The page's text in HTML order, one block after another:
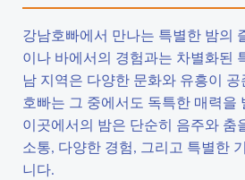
강남호빠에서 만나는 특별한 밤의
이나 바에서의 경험과는 차별화된
남 지역은 다양한 문화와 유흥이
호빠는 그 중에서도 독특한 매력을
이곳에서의 밤은 단순히 음주와 춤
소통, 다양한 경험, 그리고 특별한
니다.